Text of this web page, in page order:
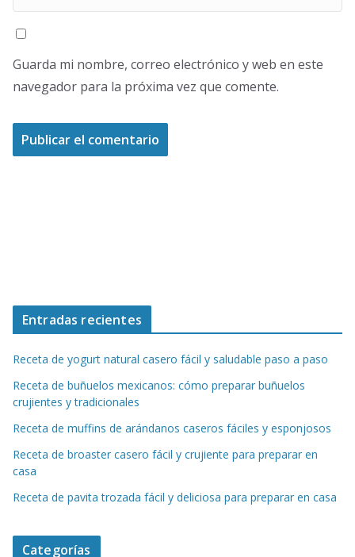
Guarda mi nombre, correo electrónico y web en este
navegador para la próxima vez que comente.
Entradas recientes
Receta de yogurt natural casero fácil y saludable paso a paso
Receta de buñuelos mexicanos: cómo preparar buñuelos
crujientes y tradicionales
Receta de muffins de arándanos caseros fáciles y esponjosos
Receta de broaster casero fácil y crujiente para preparar en
casa
Receta de pavita trozada fácil y deliciosa para preparar en casa
Categorías